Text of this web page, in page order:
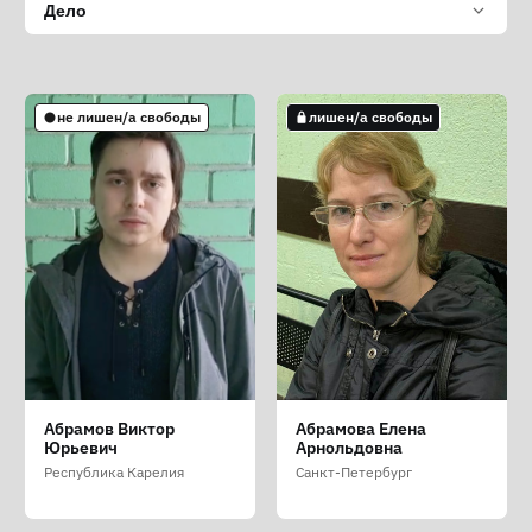
Дело
не лишен/а свободы
Абрамов Виктор
Юрьевич
Республика Карелия
лишен/а свободы
Абрамова Елена
Арнольдовна
Санкт-Петербург